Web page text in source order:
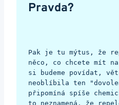
Pravda?
Pak je tu mýtus, že
něco, co chcete mít
si budeme povídat,
neoblíbila ten
připomíná spíše
to neznamená, že